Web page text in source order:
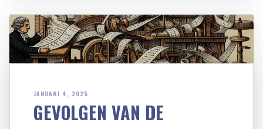
JANUARI 4, 2025
GEVOLGEN VAN DE